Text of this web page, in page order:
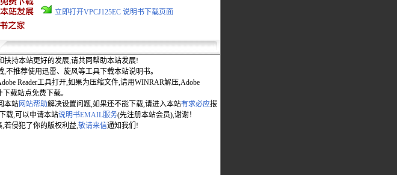
立即打开VPCJ125EC 说明书下载页面
持本站更好的发展,请共同帮助本站发展!
不推荐使用迅雷、旋风等工具下载本站说明书。
Reader工具打开,如果为压缩文件,请用WINRAR解压,Adobe
载站点免费下载。
本站网站帮助解决设置问题,如果还不能下载,请进入本站有求必应报
载,可以申请本站说明书EMAIL服务(先注册本站会员),谢谢！
若侵犯了你的版权利益,敬请来信通知我们!